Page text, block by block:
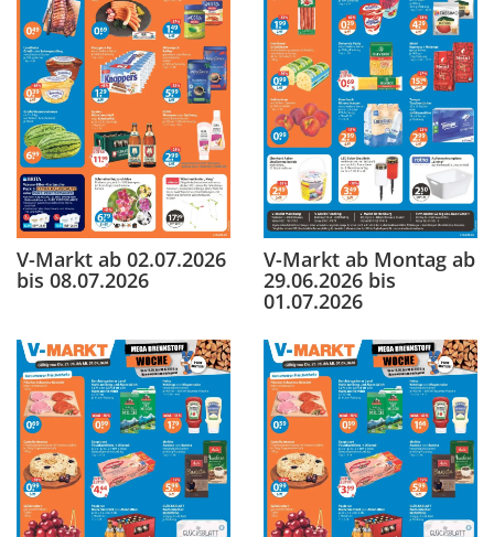
V-Markt ab 02.07.2026
bis 08.07.2026
V-Markt ab Montag ab
29.06.2026 bis
01.07.2026